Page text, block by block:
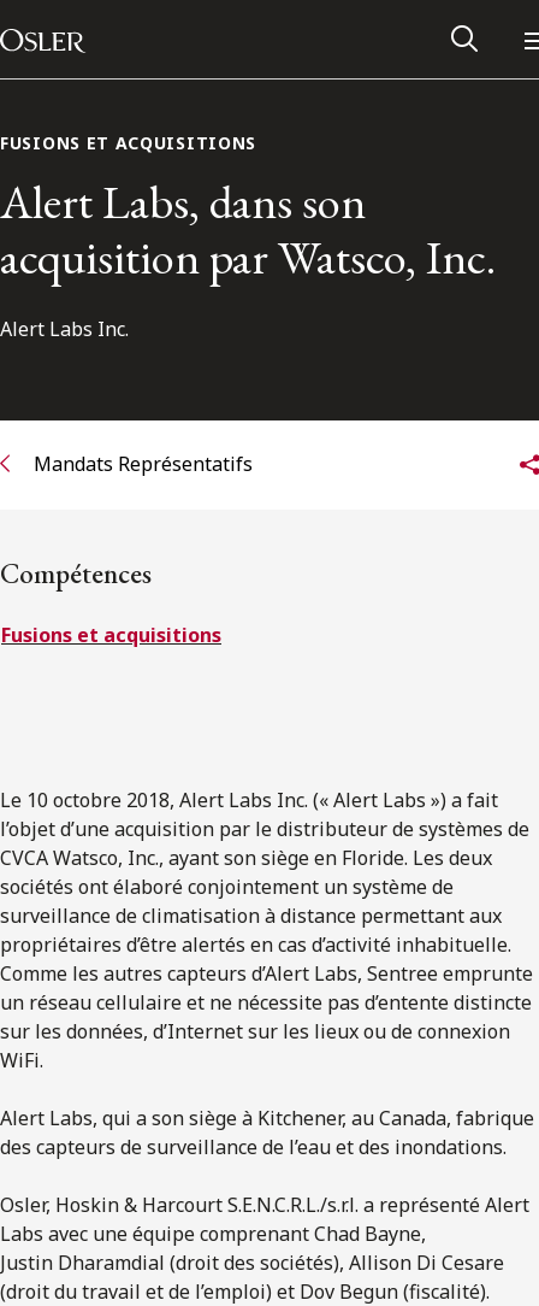
Passer au contenu
Main Navigation
Réseau des anciens d’Osler
S’abonner aux articles Osler
FUSIONS ET ACQUISITIONS
Alert Labs, dans son
acquisition par Watsco, Inc.
Alert Labs Inc.
Mandats Représentatifs
Compétences
Fusions et acquisitions
Le 10 octobre 2018, Alert Labs Inc. (« Alert Labs ») a fait
l’objet d’une acquisition par le distributeur de systèmes de
CVCA Watsco, Inc., ayant son siège en Floride. Les deux
sociétés ont élaboré conjointement un système de
surveillance de climatisation à distance permettant aux
propriétaires d’être alertés en cas d’activité inhabituelle.
Comme les autres capteurs d’Alert Labs, Sentree emprunte
un réseau cellulaire et ne nécessite pas d’entente distincte
sur les données, d’Internet sur les lieux ou de connexion
WiFi.
Alert Labs, qui a son siège à Kitchener, au Canada, fabrique
des capteurs de surveillance de l’eau et des inondations.
Osler, Hoskin & Harcourt S.E.N.C.R.L./s.r.l. a représenté Alert
Labs avec une équipe comprenant Chad Bayne,
Justin Dharamdial (droit des sociétés), Allison Di Cesare
(droit du travail et de l’emploi) et Dov Begun (fiscalité).